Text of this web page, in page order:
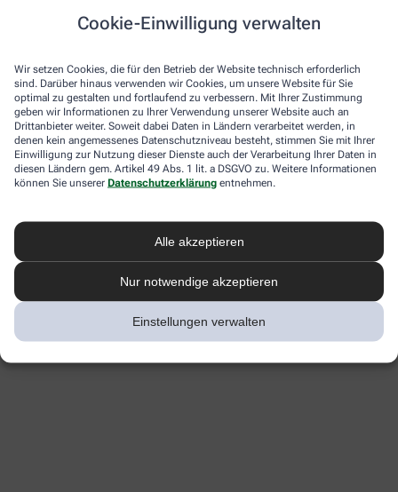
Cookie-Einwilligung verwalten
Wir setzen Cookies, die für den Betrieb der Website technisch erforderlich
sind. Darüber hinaus verwenden wir Cookies, um unsere Website für Sie
optimal zu gestalten und fortlaufend zu verbessern. Mit Ihrer Zustimmung
geben wir Informationen zu Ihrer Verwendung unserer Website auch an
Drittanbieter weiter. Soweit dabei Daten in Ländern verarbeitet werden, in
denen kein angemessenes Datenschutzniveau besteht, stimmen Sie mit Ihrer
Einwilligung zur Nutzung dieser Dienste auch der Verarbeitung Ihrer Daten in
diesen Ländern gem. Artikel 49 Abs. 1 lit. a DSGVO zu. Weitere Informationen
können Sie unserer Datenschutzerklärung entnehmen.
Alle akzeptieren
Nur notwendige akzeptieren
Einstellungen verwalten